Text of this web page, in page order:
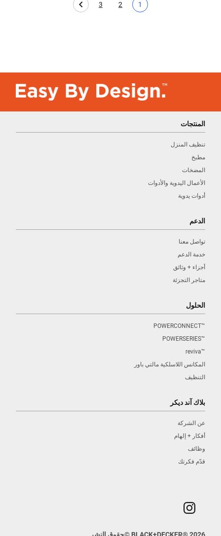
الصفحة الحالية
1
Page
2
Page
3
المنتجات
تنظيف المنزل
مطبخ
المضخات
الأعمال اليدوية والأدوات
أدوات يدوية
الدعم
تواصل معنا
خدمة الدعم
أجزاء + وثائق
متاجر التجزئة
الحلول
™POWERCONNECT
™POWERSERIES
™reviva
المكانس اللاسلكية مالتي باور
التنظيف
بلاك آند ديكر
عن الشركة
أفكار + إلهام
وظائف
قدّم فكرتك
2026
®
BLACK+DECKER
©حقوق النشر